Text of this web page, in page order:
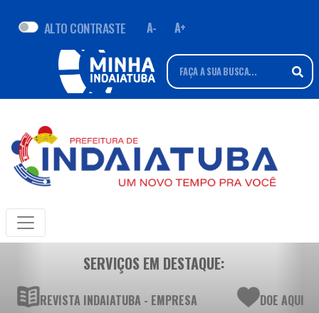
ALTO CONTRASTE A- A+
SERVIÇOS EM DESTAQUE:
REVISTA INDAIATUBA - EMPRESA DOE AQUI